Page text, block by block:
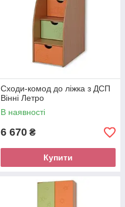
Яблуня
Дуб сонома
Горіх
Сходи-комод до ліжка з ДСП
Вінні Летро
В наявності
6 670 ₴
Купити